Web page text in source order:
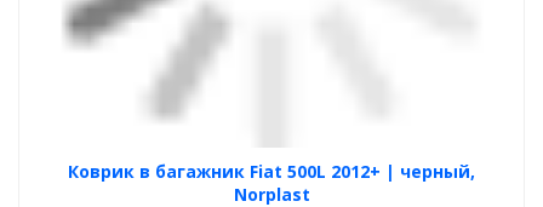
Коврик в багажник Fiat 500L 2012+ | черный,
Norplast